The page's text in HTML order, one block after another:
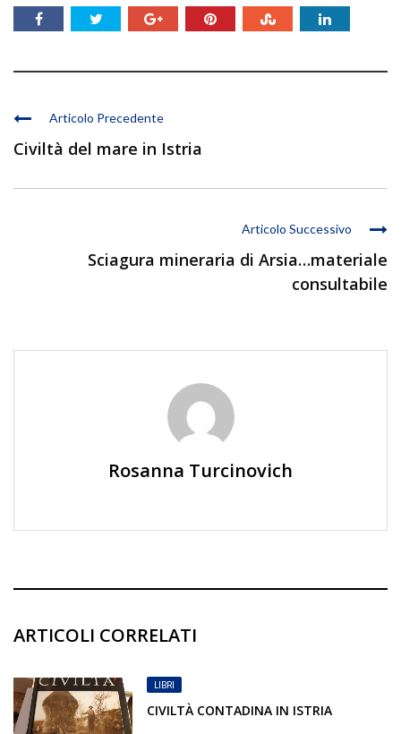
Articolo Precedente
Civiltà del mare in Istria
Articolo Successivo
Sciagura mineraria di Arsia…materiale
consultabile
Rosanna Turcinovich
ARTICOLI CORRELATI
LIBRI
CIVILTÀ CONTADINA IN ISTRIA